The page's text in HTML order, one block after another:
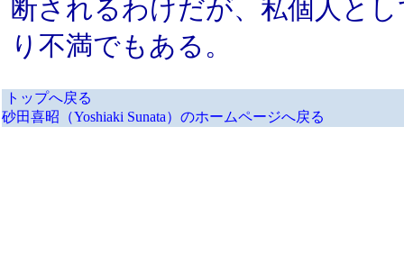
断されるわけだが、私個人と
り不満でもある。
トップへ戻る
砂田喜昭（Yoshiaki Sunata）のホームページへ戻る